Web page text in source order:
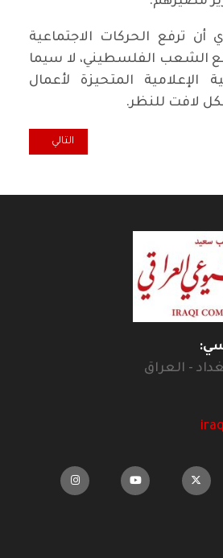
أن ترفع الحركات الاجتماعية
الشعب الفلسطيني، لا سيما
المتحيزة لأعمال
لافت للنظر.
اليساري العربي يدين المجزرة الصهيونية الوحشية
المقال التالي:
التالي
- العراق